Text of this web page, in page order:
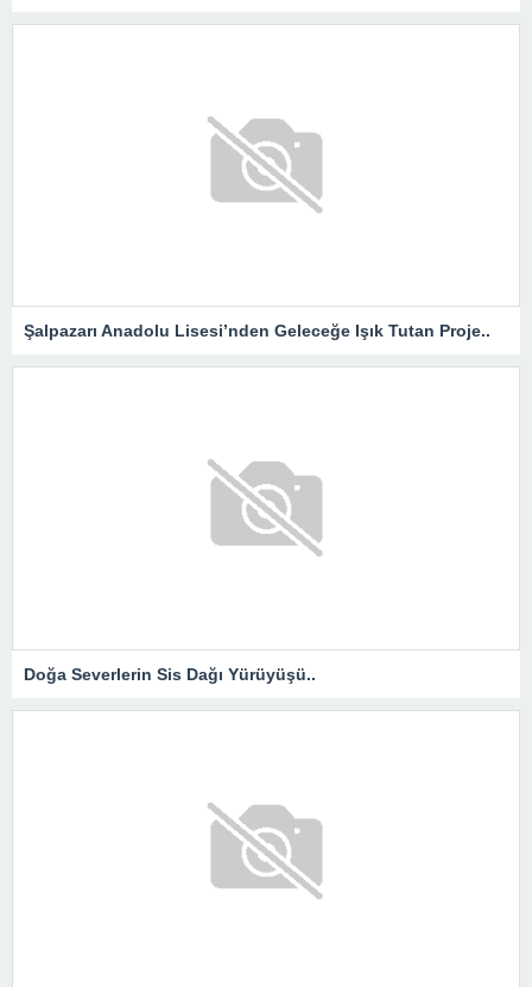
Şalpazarı Anadolu Lisesi’nden Geleceğe Işık Tutan Proje..
Doğa Severlerin Sis Dağı Yürüyüşü..